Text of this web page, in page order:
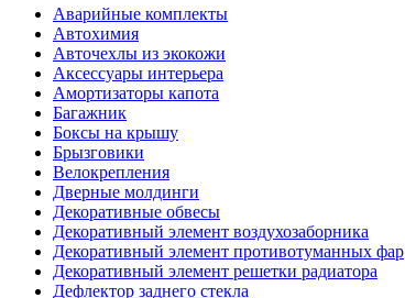
Аварийные комплекты
Автохимия
Авточехлы из экокожи
Аксессуары интерьера
Амортизаторы капота
Багажник
Боксы на крышу
Брызговики
Велокрепления
Дверные молдинги
Декоративные обвесы
Декоративный элемент воздухозаборника
Декоративный элемент противотуманных фар
Декоративный элемент решетки радиатора
Дефлектор заднего стекла